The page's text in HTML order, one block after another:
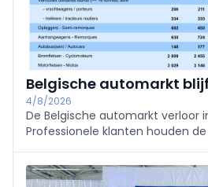
Belgische automarkt
4/8/2026
De Belgische automarkt verloor
Professionele klanten houden
verstevigt en Chinese merken
en Jaecoo hun opmars